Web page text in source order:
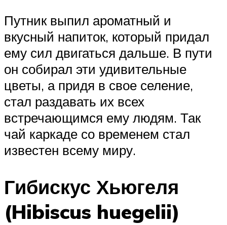
Путник выпил ароматный и
вкусный напиток, который придал
ему сил двигаться дальше. В пути
он собирал эти удивительные
цветы, а придя в свое селение,
стал раздавать их всех
встречающимся ему людям. Так
чай каркаде со временем стал
известен всему миру.
Гибискус Хьюгеля
(Hibiscus huegelii)